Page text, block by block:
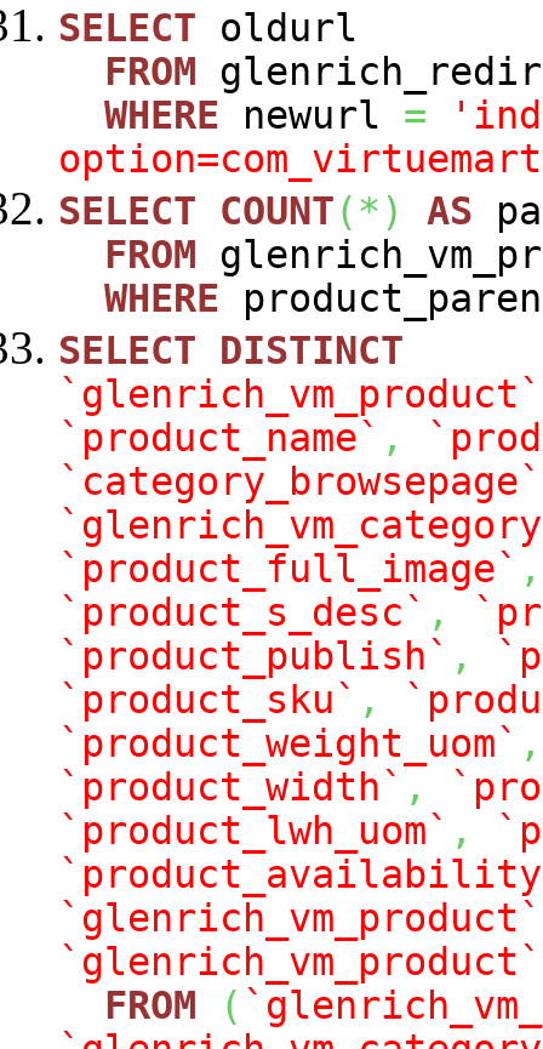
SELECT oldurl
FROM
WHERE newurl =
SELECT
COUNT(*) AS
FROM
WHERE
SELECT
DISTINCT
`glenrich_vm_product`
`product_name` ,
`category_browsepage`
`product_full_image` ,
`product_s_desc` ,
`product_publish` ,
`product_sku` ,
`product_weight_uom` ,
`product_width` ,
`product_lwh_uom` ,
`glenrich_vm_product`
`glenrich_vm_product`
FROM
(